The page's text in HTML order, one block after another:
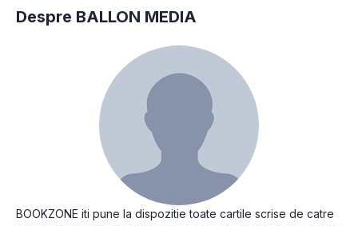
Despre BALLON MEDIA
BOOKZONE iti pune la dispozitie toate cartile scrise de catre